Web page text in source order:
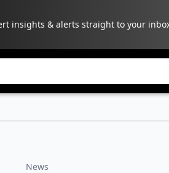
insights & alerts straight to your
News